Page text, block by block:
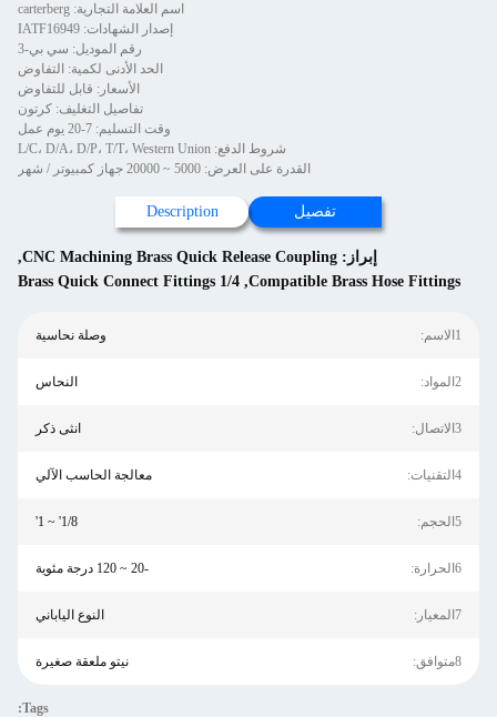
اسم العلامة التجارية: carterberg
إصدار الشهادات: IATF16949
رقم الموديل: سي بي-3
الحد الأدنى لكمية: التفاوض
الأسعار: قابل للتفاوض
تفاصيل التغليف: كرتون
وقت التسليم: 7-20 يوم عمل
شروط الدفع: L/C، D/A، D/P، T/T، Western Union
القدرة على العرض: 5000 ~ 20000 جهاز كمبيوتر / شهر
تفصيل Description
إبراز: CNC Machining Brass Quick Release Coupling
,
Compatible Brass Hose Fittings
,
1/4 Brass Quick Connect Fittings
1الاسم: وصلة نحاسية
2المواد: النحاس
3الاتصال: انثى ذكر
4التقنيات: معالجة الحاسب الآلي
5الحجم: 1/8' ~ 1'
6الحرارة: -20 ~ 120 درجة مئوية
7المعيار: النوع الياباني
8متوافق: نيتو ملعقة صغيرة
Tags: